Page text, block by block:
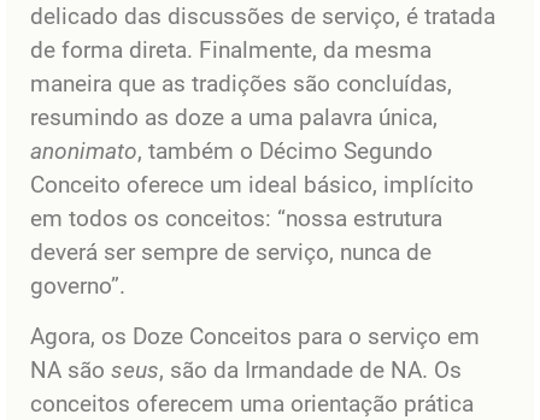
delicado das discussões de serviço, é tratada
de forma direta. Finalmente, da mesma
maneira que as tradições são concluídas,
resumindo as doze a uma palavra única,
anonimato, também o Décimo Segundo
Conceito oferece um ideal básico, implícito
em todos os conceitos: “nossa estrutura
deverá ser sempre de serviço, nunca de
governo”.
Agora, os Doze Conceitos para o serviço em
NA são seus, são da Irmandade de NA. Os
conceitos oferecem uma orientação prática